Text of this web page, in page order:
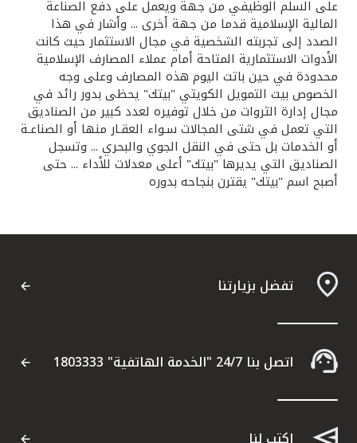
على السلم الوظيفي من جهة ويعمل على دفع الصناعة
المالية الإسلامية قدما من جهة أخرى ... وأشار في هذا
الصدد إلى تجربته الشخصية في مجال الاستثمار حيث كانت
الأدوات الاستثمارية المتاحة أمام عملاء المصارف الإسلامية
محدودة في حين باتت اليوم هذه المصارف وعلى وجه
الخصوص بيت التمويل الكويتي "بيتك" يحظى بدور رائد في
مجال إدارة الثروات من خلال توفيره لعدد كبير من الصناديق
التي تعمل في شتى المجالات سـواء العقـار منها أو الصناعـة
أو الخدمات بل حتى في النقل الجوي والبحري ... وتسجل
الصناديق التي يديرها "بيتك" أعلى معدلات للأداء ... حتى
أصبح اسم "بيتك" يقترن بنجاحه بدوره
تفضل بزيارتنا
اتصل بنا 24/7 "الخدمة الهاتفية" 1803333